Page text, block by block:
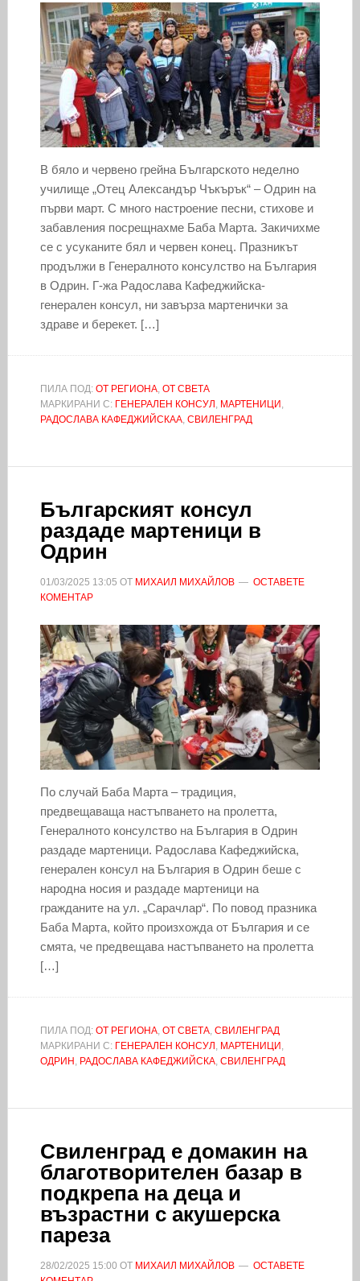
В бяло и червено грейна Българското неделно
училище „Отец Александър Чъкърък“ – Одрин на
първи март. С много настроение песни, стихове и
забавления посрещнахме Баба Марта. Закичихме
се с усуканите бял и червен конец. Празникът
продължи в Генералното консулство на България
в Одрин. Г-жа Радослава Кафеджийска-
генерален консул, ни завърза мартенички за
здраве и берекет. […]
ПИЛА ПОД: ОТ РЕГИОНА, ОТ СВЕТА
МАРКИРАНИ С: ГЕНЕРАЛЕН КОНСУЛ , МАРТЕНИЦИ ,
РАДОСЛАВА КАФЕДЖИЙСКАА, СВИЛЕНГРАД
Българският консул
раздаде мартеници в
Одрин
01/03/2025 13:05 ОТ МИХАИЛ МИХАЙЛОВ
ОСТАВЕТЕ
КОМЕНТАР
По случай Баба Марта – традиция,
предвещаваща настъпването на пролетта,
Генералното консулство на България в Одрин
раздаде мартеници. Радослава Кафеджийска,
генерален консул на България в Одрин беше с
народна носия и раздаде мартеници на
гражданите на ул. „Сарачлар“. По повод празника
Баба Марта, който произхожда от България и се
смята, че предвещава настъпването на пролетта
[…]
ПИЛА ПОД: ОТ РЕГИОНА, ОТ СВЕТА, СВИЛЕНГРАД
МАРКИРАНИ С: ГЕНЕРАЛЕН КОНСУЛ , МАРТЕНИЦИ ,
ОДРИН , РАДОСЛАВА КАФЕДЖИЙСКА, СВИЛЕНГРАД
Свиленград е домакин на
благотворителен базар в
подкрепа на деца и
възрастни с акушерска
пареза
28/02/2025 15:00 ОТ МИХАИЛ МИХАЙЛОВ
ОСТАВЕТЕ